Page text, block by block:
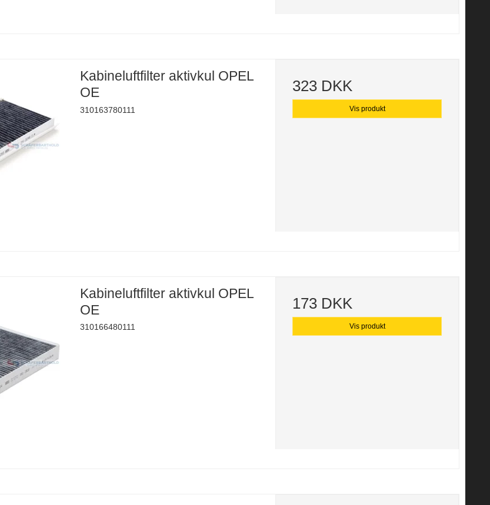
Kabineluftfilter aktivkul OPEL
OE
310163780111
323 DKK
Vis produkt
Kabineluftfilter aktivkul OPEL
OE
310166480111
173 DKK
Vis produkt